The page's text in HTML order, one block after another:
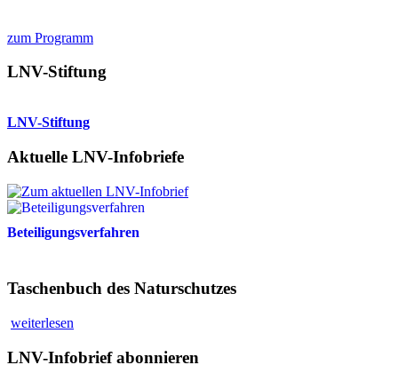
zum Programm
LNV-Stiftung
LNV-Stiftung
Aktuelle LNV-Infobriefe
Beteiligungsverfahren
Taschenbuch des Naturschutzes
weiterlesen
LNV-Infobrief abonnieren